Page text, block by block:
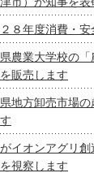
８年度消費・
農業大学校の
販売します
地方卸売市場
イオンアグリ
視察します